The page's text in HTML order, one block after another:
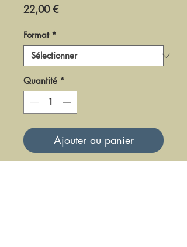
22,00 €Prix
Format *
Quantité *
Ajouter au panier